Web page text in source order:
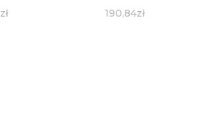
zł 190,84zł